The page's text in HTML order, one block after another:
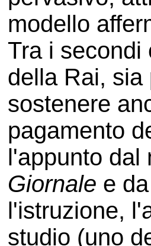
modello
Tra i secondi
della Rai, sia
sostenere
pagamento
l'appunto dal
Giornale e da
l'istruzione,
studio (uno